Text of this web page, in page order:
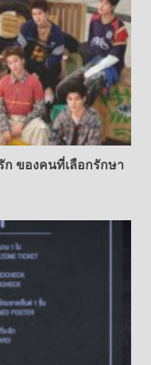
ก ของคนที่เลือกรักษา